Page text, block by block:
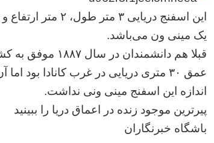
یک مینی ون می‌باشد.
قبلا هم
عمق ۳۰ متری دریایی در غرب کانادا بود
اندازه این اسفنج مینی ونی نداشت.
پیرترین موجود زنده در اعماق دریا را ببینید
باشگاه خبرنگاران